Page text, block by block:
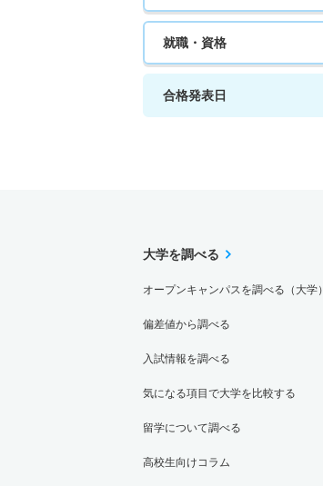
就職・資格
合格発表日
大学を調べる
オープンキャンパスを調べる（大学）
偏差値から調べる
入試情報を調べる
気になる項目で大学を比較する
留学について調べる
高校生向けコラム